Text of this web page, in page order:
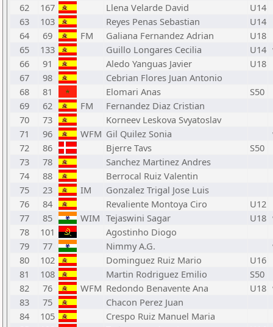
62
167 Llena Velarde David
U14
63
103 Reyes Penas Sebastian
U14
64
69 FM Galiana Fernandez Adrian
U18
65
133 Guillo Longares Cecilia U14
66
91 Aledo Yanguas Javier
U18
67
98
Cebrian Flores Juan Antonio
68
81 Elomari Anas
S50
69
62 FM
Fernandez Diaz Cristian
70
73
Korneev Leskova Svyatoslav
71
96 WFM Gil Quilez Sonia
72
86 Bjerre Tavs
S50
73
78
Sanchez Martinez Andres
74
88
Berrocal Ruiz Valentin
75
23 IM
Gonzalez Trigal Jose Luis
76
84 Revaliente Montoya Ciro
U12
77
85 WIM Tejaswini Sagar U18
78
101
Agostinho Diogo
79
77 Nimmy A.G.
80
102 Dominguez Ruiz Mario
U16
81
108 Martin Rodriguez Emilio
S50
82
76 WFM Redondo Benavente Ana U18
83
75
Chacon Perez Juan
84
105
Crespo Ruiz Manuel Maria